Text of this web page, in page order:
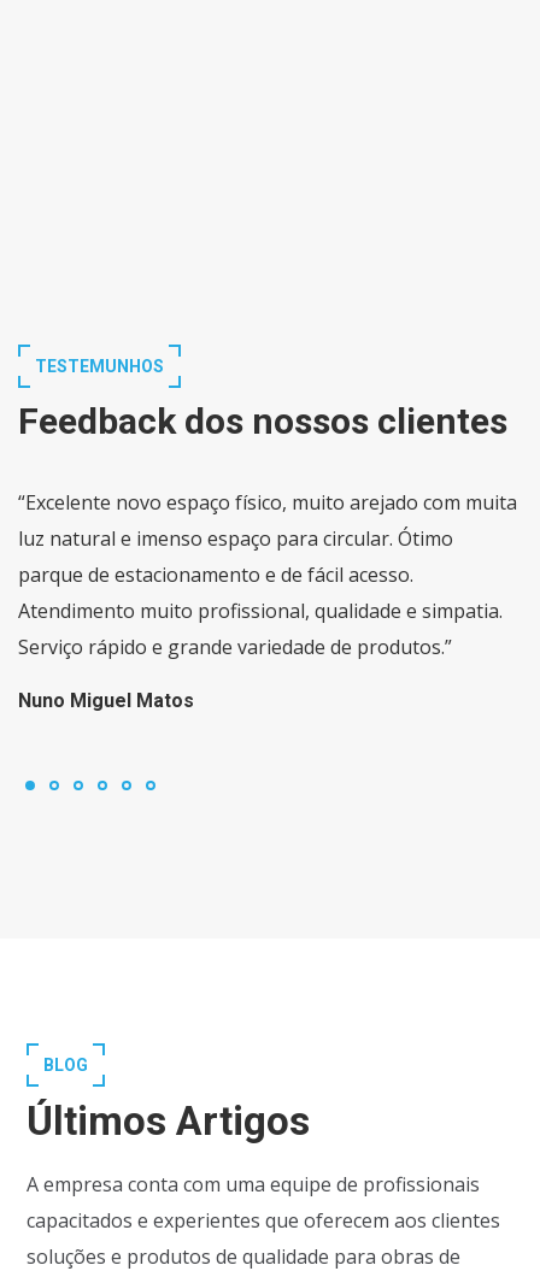
TESTEMUNHOS
Feedback dos nossos clientes
“Excelente novo espaço físico, muito arejado com muita
luz natural e imenso espaço para circular. Ótimo
parque de estacionamento e de fácil acesso.
Atendimento muito profissional, qualidade e simpatia.
Serviço rápido e grande variedade de produtos.”
Nuno Miguel Matos
BLOG
Últimos Artigos
A empresa conta com uma equipe de profissionais
capacitados e experientes que oferecem aos clientes
soluções e produtos de qualidade para obras de